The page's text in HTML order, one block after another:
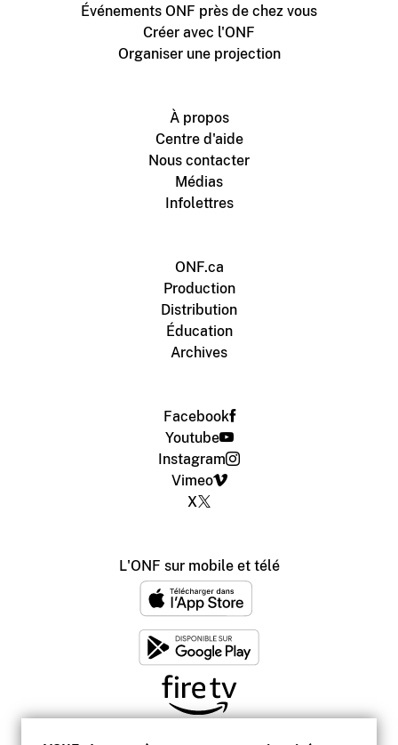
Événements ONF près de chez vous
Créer avec l'ONF
Organiser une projection
À propos
Centre d'aide
Nous contacter
Médias
Infolettres
ONF.ca
Production
Distribution
Éducation
Archives
Facebook
Youtube
Instagram
Vimeo
X
L'ONF sur mobile et télé